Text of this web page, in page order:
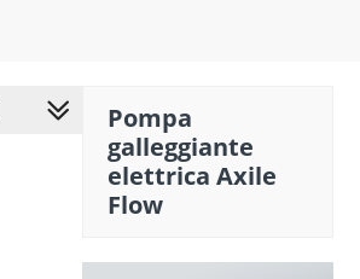
Pompa
galleggiante
elettrica Axile
Flow